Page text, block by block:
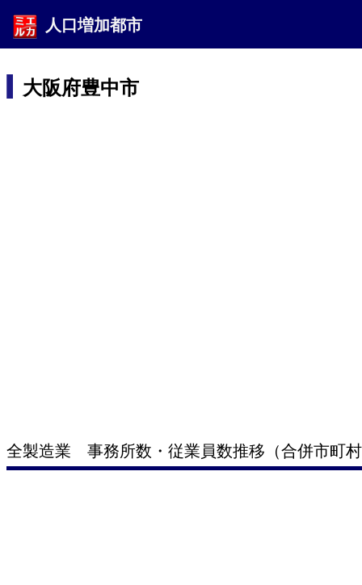
人口増加都市
大阪府豊中市
全製造業 事務所数・従業員数推移（合併市町